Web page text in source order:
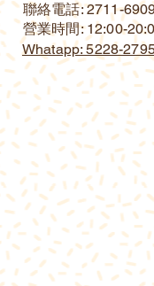
聯絡電話: 2711-
營業時間: 12:00-
Whatapp: 5228-